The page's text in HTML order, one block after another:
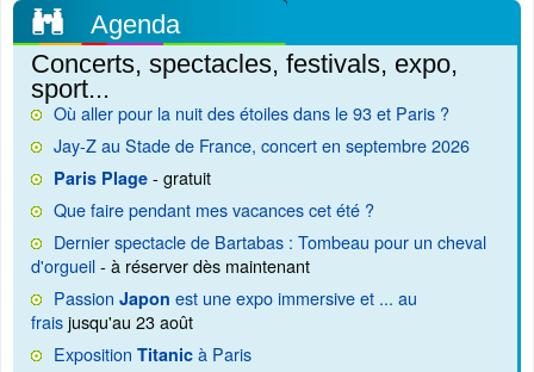
Agenda
Concerts, spectacles, festivals, expo,
sport...
Où aller pour la nuit des étoiles dans le 93 et Paris ?
Jay-Z au Stade de France, concert en septembre 2026
Paris Plage - gratuit
Que faire pendant mes vacances cet été ?
Dernier spectacle de Bartabas : Tombeau pour un cheval
d'orgueil- à réserver dès maintenant
Passion Japon est une expo immersive et ... au
fraisjusqu'au 23 août
Exposition Titanic à Paris